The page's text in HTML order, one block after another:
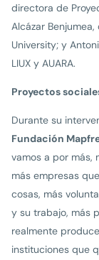
directora de
Alcázar
University; y
LIUX y AUARA.
Proyectos
Durante su
Fundación
vamos a por más,
más empresas
cosas, más
y su trabajo, más
realmente
instituciones que